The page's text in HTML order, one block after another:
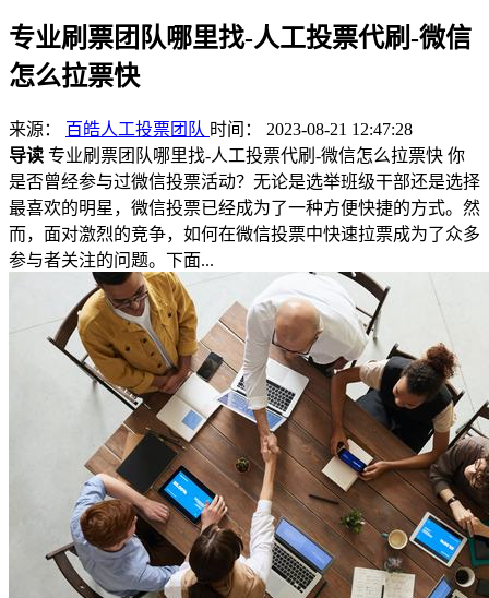
专业刷票团队哪里找-人工投票代刷-微信
怎么拉票快
来源： 百皓人工投票团队 时间： 2023-08-21 12:47:28
导读 专业刷票团队哪里找-人工投票代刷-微信怎么拉票快 你
是否曾经参与过微信投票活动？无论是选举班级干部还是选择
最喜欢的明星，微信投票已经成为了一种方便快捷的方式。然
而，面对激烈的竞争，如何在微信投票中快速拉票成为了众多
参与者关注的问题。下面...